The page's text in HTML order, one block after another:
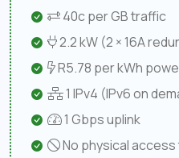
40c per GB traffic
2.2 kW (2 × 16A
R5.78 per kWh
1 IPv4 (IPv6 on
1 Gbps uplink
No physical